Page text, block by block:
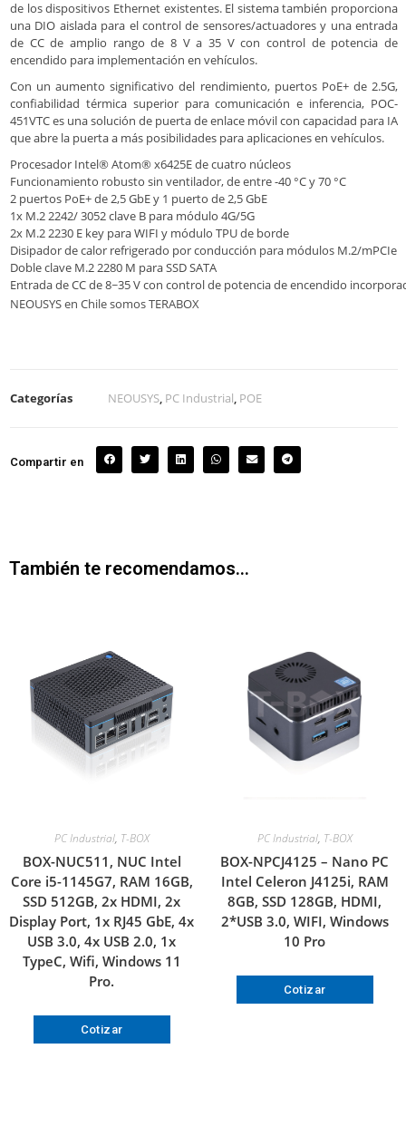
de los dispositivos Ethernet existentes. El sistema también proporciona
una DIO aislada para el control de sensores/actuadores y una entrada
de CC de amplio rango de 8 V a 35 V con control de potencia de
encendido para implementación en vehículos.
Con un aumento significativo del rendimiento, puertos PoE+ de 2.5G,
confiabilidad térmica superior para comunicación e inferencia, POC-
451VTC es una solución de puerta de enlace móvil con capacidad para IA
que abre la puerta a más posibilidades para aplicaciones en vehículos.
Procesador Intel® Atom® x6425E de cuatro núcleos
Funcionamiento robusto sin ventilador, de entre -40 °C y 70 °C
2 puertos PoE+ de 2,5 GbE y 1 puerto de 2,5 GbE
1x M.2 2242/ 3052 clave B para módulo 4G/5G
2x M.2 2230 E key para WIFI y módulo TPU de borde
Disipador de calor refrigerado por conducción para módulos M.2/mPCIe
Doble clave M.2 2280 M para SSD SATA
Entrada de CC de 8~35 V con control de potencia de encendido
NEOUSYS en Chile somos TERABOX
Categorías NEOUSYS, PC Industrial, POE
Compartir en
También te recomendamos…
PC Industrial, T-BOX
BOX-NUC511, NUC Intel
Core i5-1145G7, RAM 16GB,
SSD 512GB, 2x HDMI, 2x
Display Port, 1x RJ45 GbE, 4x
USB 3.0, 4x USB 2.0, 1x
TypeC, Wifi, Windows 11
Pro.
Cotizar
PC Industrial, T-BOX
BOX-NPCJ4125 – Nano PC
Intel Celeron J4125i, RAM
8GB, SSD 128GB, HDMI,
2*USB 3.0, WIFI, Windows
10 Pro
Cotizar